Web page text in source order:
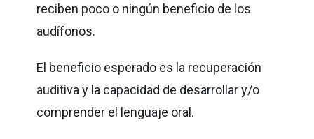
reciben poco o ningún beneficio de los
audífonos.
El beneficio esperado es la recuperación
auditiva y la capacidad de desarrollar y/o
comprender el lenguaje oral.